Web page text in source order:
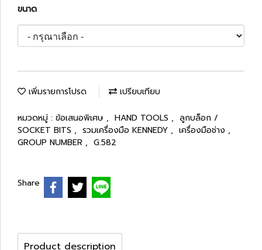
ขนาด
เพิ่มรายการโปรด เปรียบเทียบ
หมวดหมู่ : ข้อเสนอพิเศษ , HAND TOOLS , ลูกบล็อก /
SOCKET BITS , รวมเครื่องมือ KENNEDY , เครื่องมือช่าง ,
GROUP NUMBER , G.582
Share
Product description